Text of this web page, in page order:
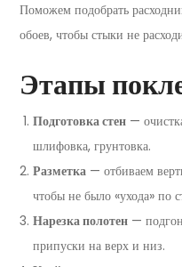
Поможем подобрать
обоев, чтобы стыки не
Этапы
Подготовка стен —
шлифовка, грунтовка.
Разметка — отбиваем
чтобы не было «ухода» по
Нарезка полотен —
припуски на верх и низ.